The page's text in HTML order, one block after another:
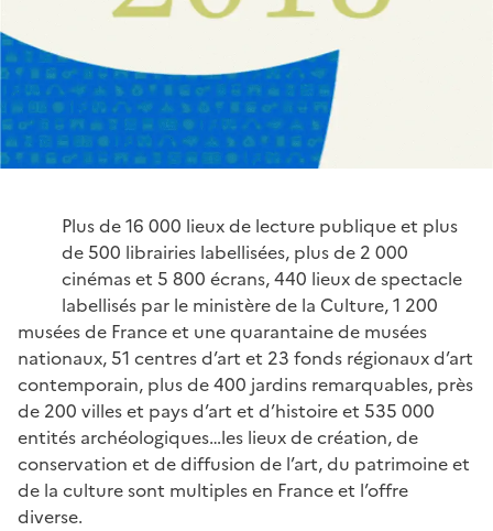
Plus de 16 000 lieux de lecture publique et plus
de 500 librairies labellisées, plus de 2 000
cinémas et 5 800 écrans, 440 lieux de spectacle
labellisés par le ministère de la Culture, 1 200
musées de France et une quarantaine de musées
nationaux, 51 centres d’art et 23 fonds régionaux d’art
contemporain, plus de 400 jardins remarquables, près
de 200 villes et pays d’art et d’histoire et 535 000
entités archéologiques…les lieux de création, de
conservation et de diffusion de l’art, du patrimoine et
de la culture sont multiples en France et l’offre
diverse.